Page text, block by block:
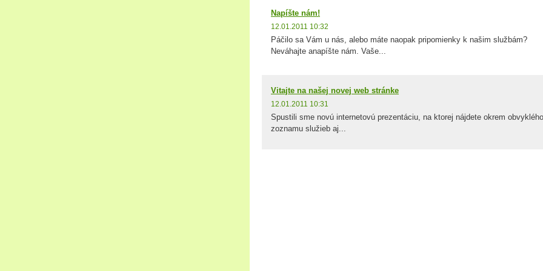
Napíšte nám!
12.01.2011 10:32
Páčilo sa Vám u nás, alebo máte naopak pripomienky k našim službám?
Neváhajte anapíšte nám. Vaše...
Vitajte na našej novej web stránke
12.01.2011 10:31
Spustili sme novú internetovú prezentáciu, na ktorej nájdete okrem obvyklého
zoznamu služieb aj...